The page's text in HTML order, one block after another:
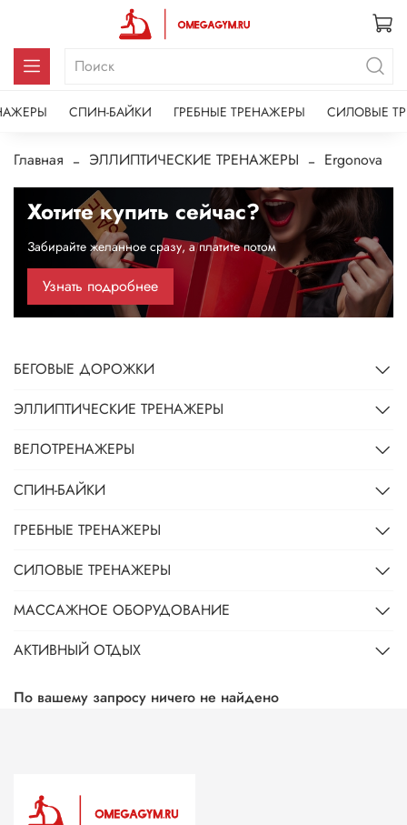
СПИН-БАЙКИ ГРЕБНЫЕ ТРЕНАЖЕРЫ СИЛОВЫЕ
Главная ЭЛЛИПТИЧЕСКИЕ ТРЕНАЖЕРЫ Ergonova
Хотите купить сейчас?
Забирайте желанное сразу, а платите потом
Узнать подробнее
По вашему запросу ничего не найдено
БЕГОВЫЕ ДОРОЖКИ
ЭЛЛИПТИЧЕСКИЕ ТРЕНАЖЕРЫ
ВЕЛОТРЕНАЖЕРЫ
СПИН-БАЙКИ
ГРЕБНЫЕ ТРЕНАЖЕРЫ
СИЛОВЫЕ ТРЕНАЖЕРЫ
МАССАЖНОЕ ОБОРУДОВАНИЕ
АКТИВНЫЙ ОТДЫХ